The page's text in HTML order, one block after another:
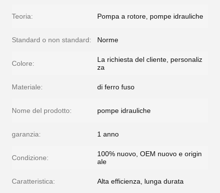
Teoria: Pompa a rotore, pompe idrauliche
Standard o non standard: Norme
Colore:
La richiesta del cliente, personaliz
za
Materiale: di ferro fuso
Nome del prodotto: pompe idrauliche
garanzia: 1 anno
Condizione:
100% nuovo, OEM nuovo e origin
ale
Caratteristica: Alta efficienza, lunga durata